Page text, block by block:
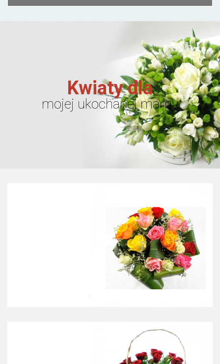
Kwiaty dla
mojej ukochanej mamy